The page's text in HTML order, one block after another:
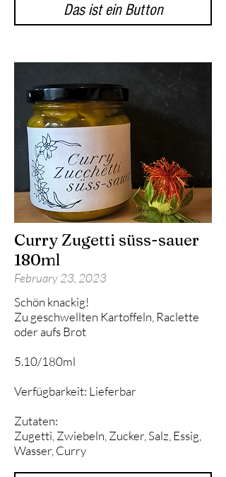
Das ist ein Button
Curry Zugetti süss-sauer
180ml
February 23, 2023
Schön knackig!
Zu geschwellten Kartoffeln, Raclette
oder aufs Brot
5.10/180ml
Verfügbarkeit: Lieferbar
Zutaten:
Zugetti, Zwiebeln, Zucker, Salz, Essig,
Wasser, Curry